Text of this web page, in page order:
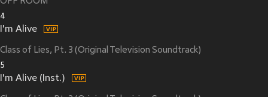
4
I'm Alive
Class of Lies, Pt. 3 (Original Television Soundtrack)
5
I'm Alive (Inst.)